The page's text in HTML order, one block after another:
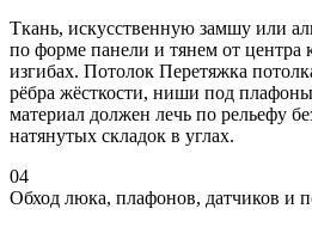
Ткань, искусственную замшу или
по форме панели и тянем от центра
изгибах. Потолок Перетяжка
рёбра жёсткости, ниши под
материал должен лечь по рельефу
натянутых складок в углах.
04
Обход люка, плафонов, датчиков и